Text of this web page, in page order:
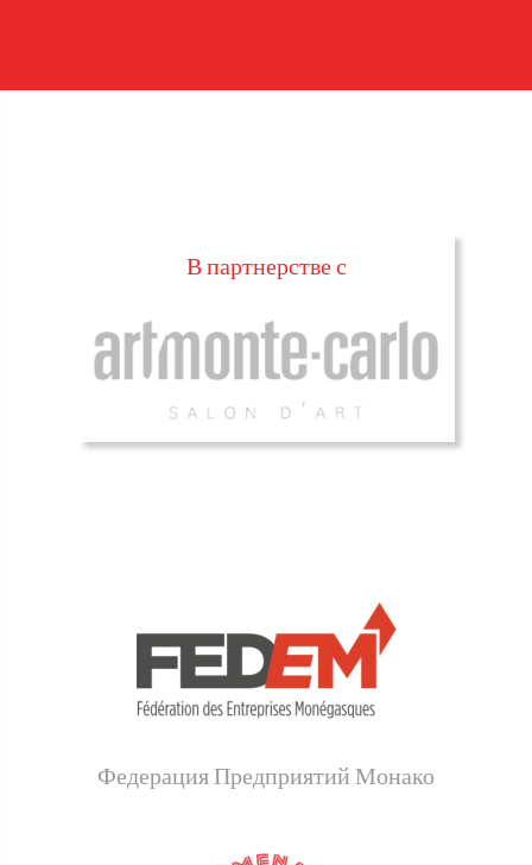
В партнерстве с
Федерация Предприятий Монако